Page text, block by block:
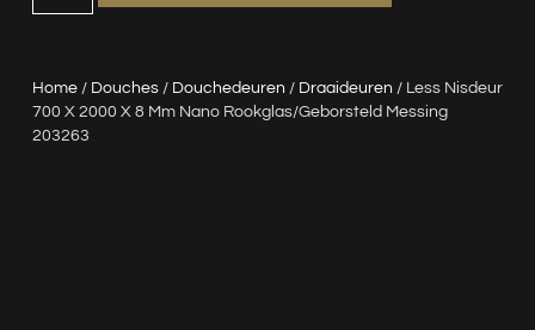
Home/ Douches/ Douchedeuren / Draaideuren / Less Nisdeur
700 X 2000 X 8 Mm Nano Rookglas/geborsteld Messing
203263